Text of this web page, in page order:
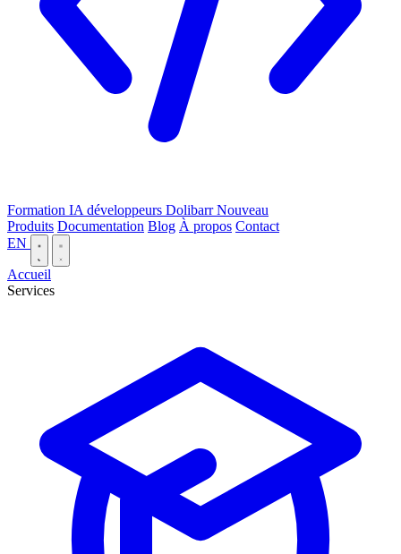
Formation IA développeurs Dolibarr Nouveau
Produits Documentation Blog À propos Contact
EN
Accueil
Services